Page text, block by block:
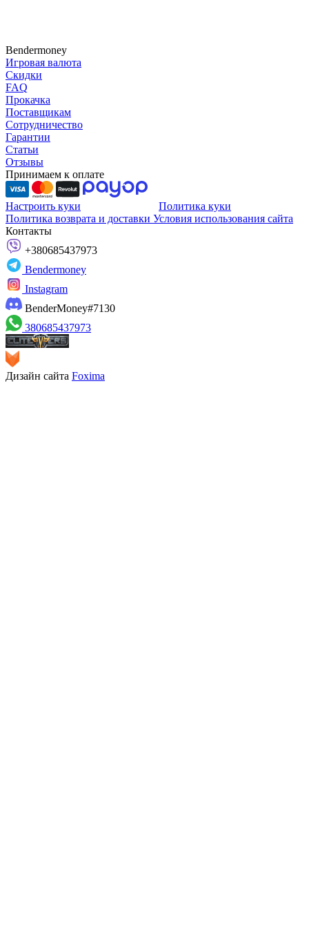
Bendermoney
Игровая валюта
Скидки
FAQ
Прокачка
Поставщикам
Сотрудничество
Гарантии
Статьи
Отзывы
Принимаем к оплате
Настроить куки
Политика куки
Политика возврата и доставки Условия использования сайта
Контакты
+380685437973
Bendermoney
Instagram
BenderMoney#7130
380685437973
Дизайн сайта Foxima